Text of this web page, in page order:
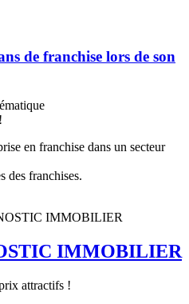
de franchise lors de son
en franchise dans un secteur
des franchises.
IMMOBILIER
IMMOBILIER
attractifs !